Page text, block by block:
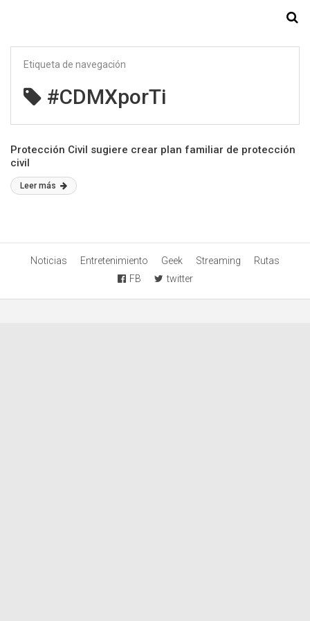
Etiqueta de navegación
#CDMXporTi
Protección Civil sugiere crear plan familiar de protección
civil
Leer más
Noticias Entretenimiento Geek Streaming
Rutas
FB
twitter